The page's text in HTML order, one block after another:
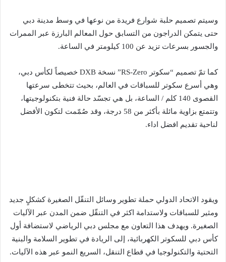
وسيتم تصميم حلبة شوارع فريدة من نوعها في وسط مدينة دبي
حتى يتمكن الدراجون من التسابق حول المعالم البارزة عبر الممرات
والجسور بسرعات تزيد عن 100 كيلومتر في الساعة.
كما تمّ تصميم “سكوتر RS-Zero” نسخة DXB خصيصاً لكأس دبي،
وهي أسرع سكوتر للسباقات في العالم، بحيث تتخطى سرعتها
القصوى 140 كلم / الساعة، بل هي تجسّد حالة فنية بتكنولوجيتها،
وتتمتع بزاوية مائلة بأكثر من 58 درجة، وقد صُمّمت لتكون الأفضل
لناحية تقديم افضل اداء.
ويقود الاتحاد الدولي حملة تطوير وسائل التنقّل الصغيرة كشكلٍ جديد
ومثير للسباقات ولاستدامة اكثر في التنقّل ضمن المدن عبر الآليات
الصغيرة. ويهدف هذا التعاون مع مجلس دبي الرياضي لاستضافة أول
كأس دبي للسكوتر الكهربائية، إلى الريادة في تطوير السلامة والبنية
التحتية والتكنولوجيا في قطاع التنقل، السريع النمو عبر هذه الآليات.